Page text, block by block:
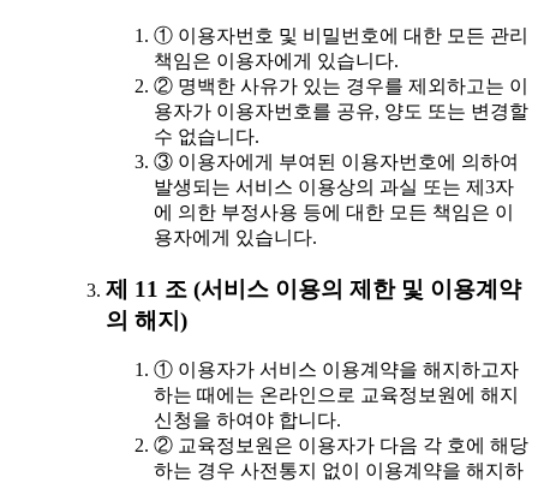
① 이용자번호 및 비밀번호에 대한 모든 관리
책임은 이용자에게 있습니다.
② 명백한 사유가 있는 경우를 제외하고는 이
용자가 이용자번호를 공유, 양도 또는 변경할
수 없습니다.
③ 이용자에게 부여된 이용자번호에 의하여
발생되는 서비스 이용상의 과실 또는 제3자
에 의한 부정사용 등에 대한 모든 책임은 이
용자에게 있습니다.
제 11 조 (서비스 이용의 제한 및 이용계약
의 해지)
① 이용자가 서비스 이용계약을 해지하고자
하는 때에는 온라인으로 교육정보원에 해지
신청을 하여야 합니다.
② 교육정보원은 이용자가 다음 각 호에 해당
하는 경우 사전통지 없이 이용계약을 해지하